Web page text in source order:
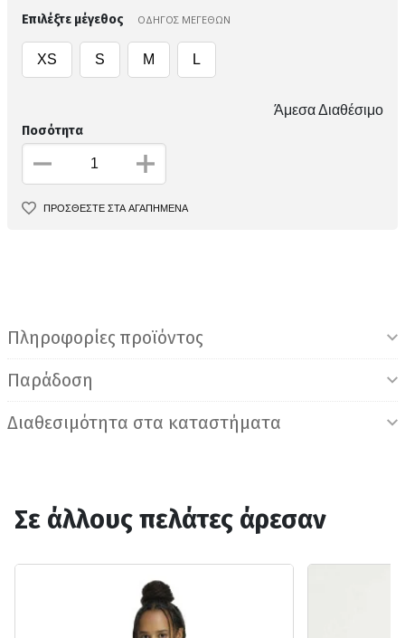
Επιλέξτε μέγεθος ΟΔΗΓΟΣ ΜΕΓΕΘΩΝ
XS S M L
Άμεσα Διαθέσιμο
Ποσότητα
ΠΡΟΣΘΕΣΤΕ ΣΤΑ ΑΓΑΠΗΜΕΝΑ
Πληροφορίες προϊόντος
Παράδοση
Διαθεσιμότητα στα καταστήματα
Σε άλλους πελάτες άρεσαν